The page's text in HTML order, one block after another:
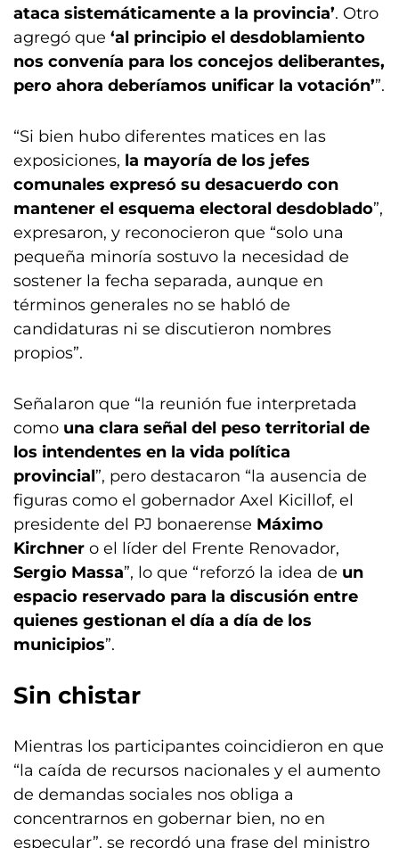
ataca sistemáticamente a la provincia’. Otro
agregó que ‘al principio el desdoblamiento
nos convenía para los concejos deliberantes,
pero ahora deberíamos unificar la votación’”.
“Si bien hubo diferentes matices en las
exposiciones, la mayoría de los jefes
comunales expresó su desacuerdo con
mantener el esquema electoral desdoblado”,
expresaron, y reconocieron que “solo una
pequeña minoría sostuvo la necesidad de
sostener la fecha separada, aunque en
términos generales no se habló de
candidaturas ni se discutieron nombres
propios”.
Señalaron que “la reunión fue interpretada
como una clara señal del peso territorial de
los intendentes en la vida política
provincial”, pero destacaron “la ausencia de
figuras como el gobernador Axel Kicillof, el
presidente del PJ bonaerense Máximo
Kirchner o el líder del Frente Renovador,
Sergio Massa”, lo que “reforzó la idea de un
espacio reservado para la discusión entre
quienes gestionan el día a día de los
municipios”.
Sin chistar
Mientras los participantes coincidieron en que
“la caída de recursos nacionales y el aumento
de demandas sociales nos obliga a
concentrarnos en gobernar bien, no en
especular”, se recordó una frase del ministro